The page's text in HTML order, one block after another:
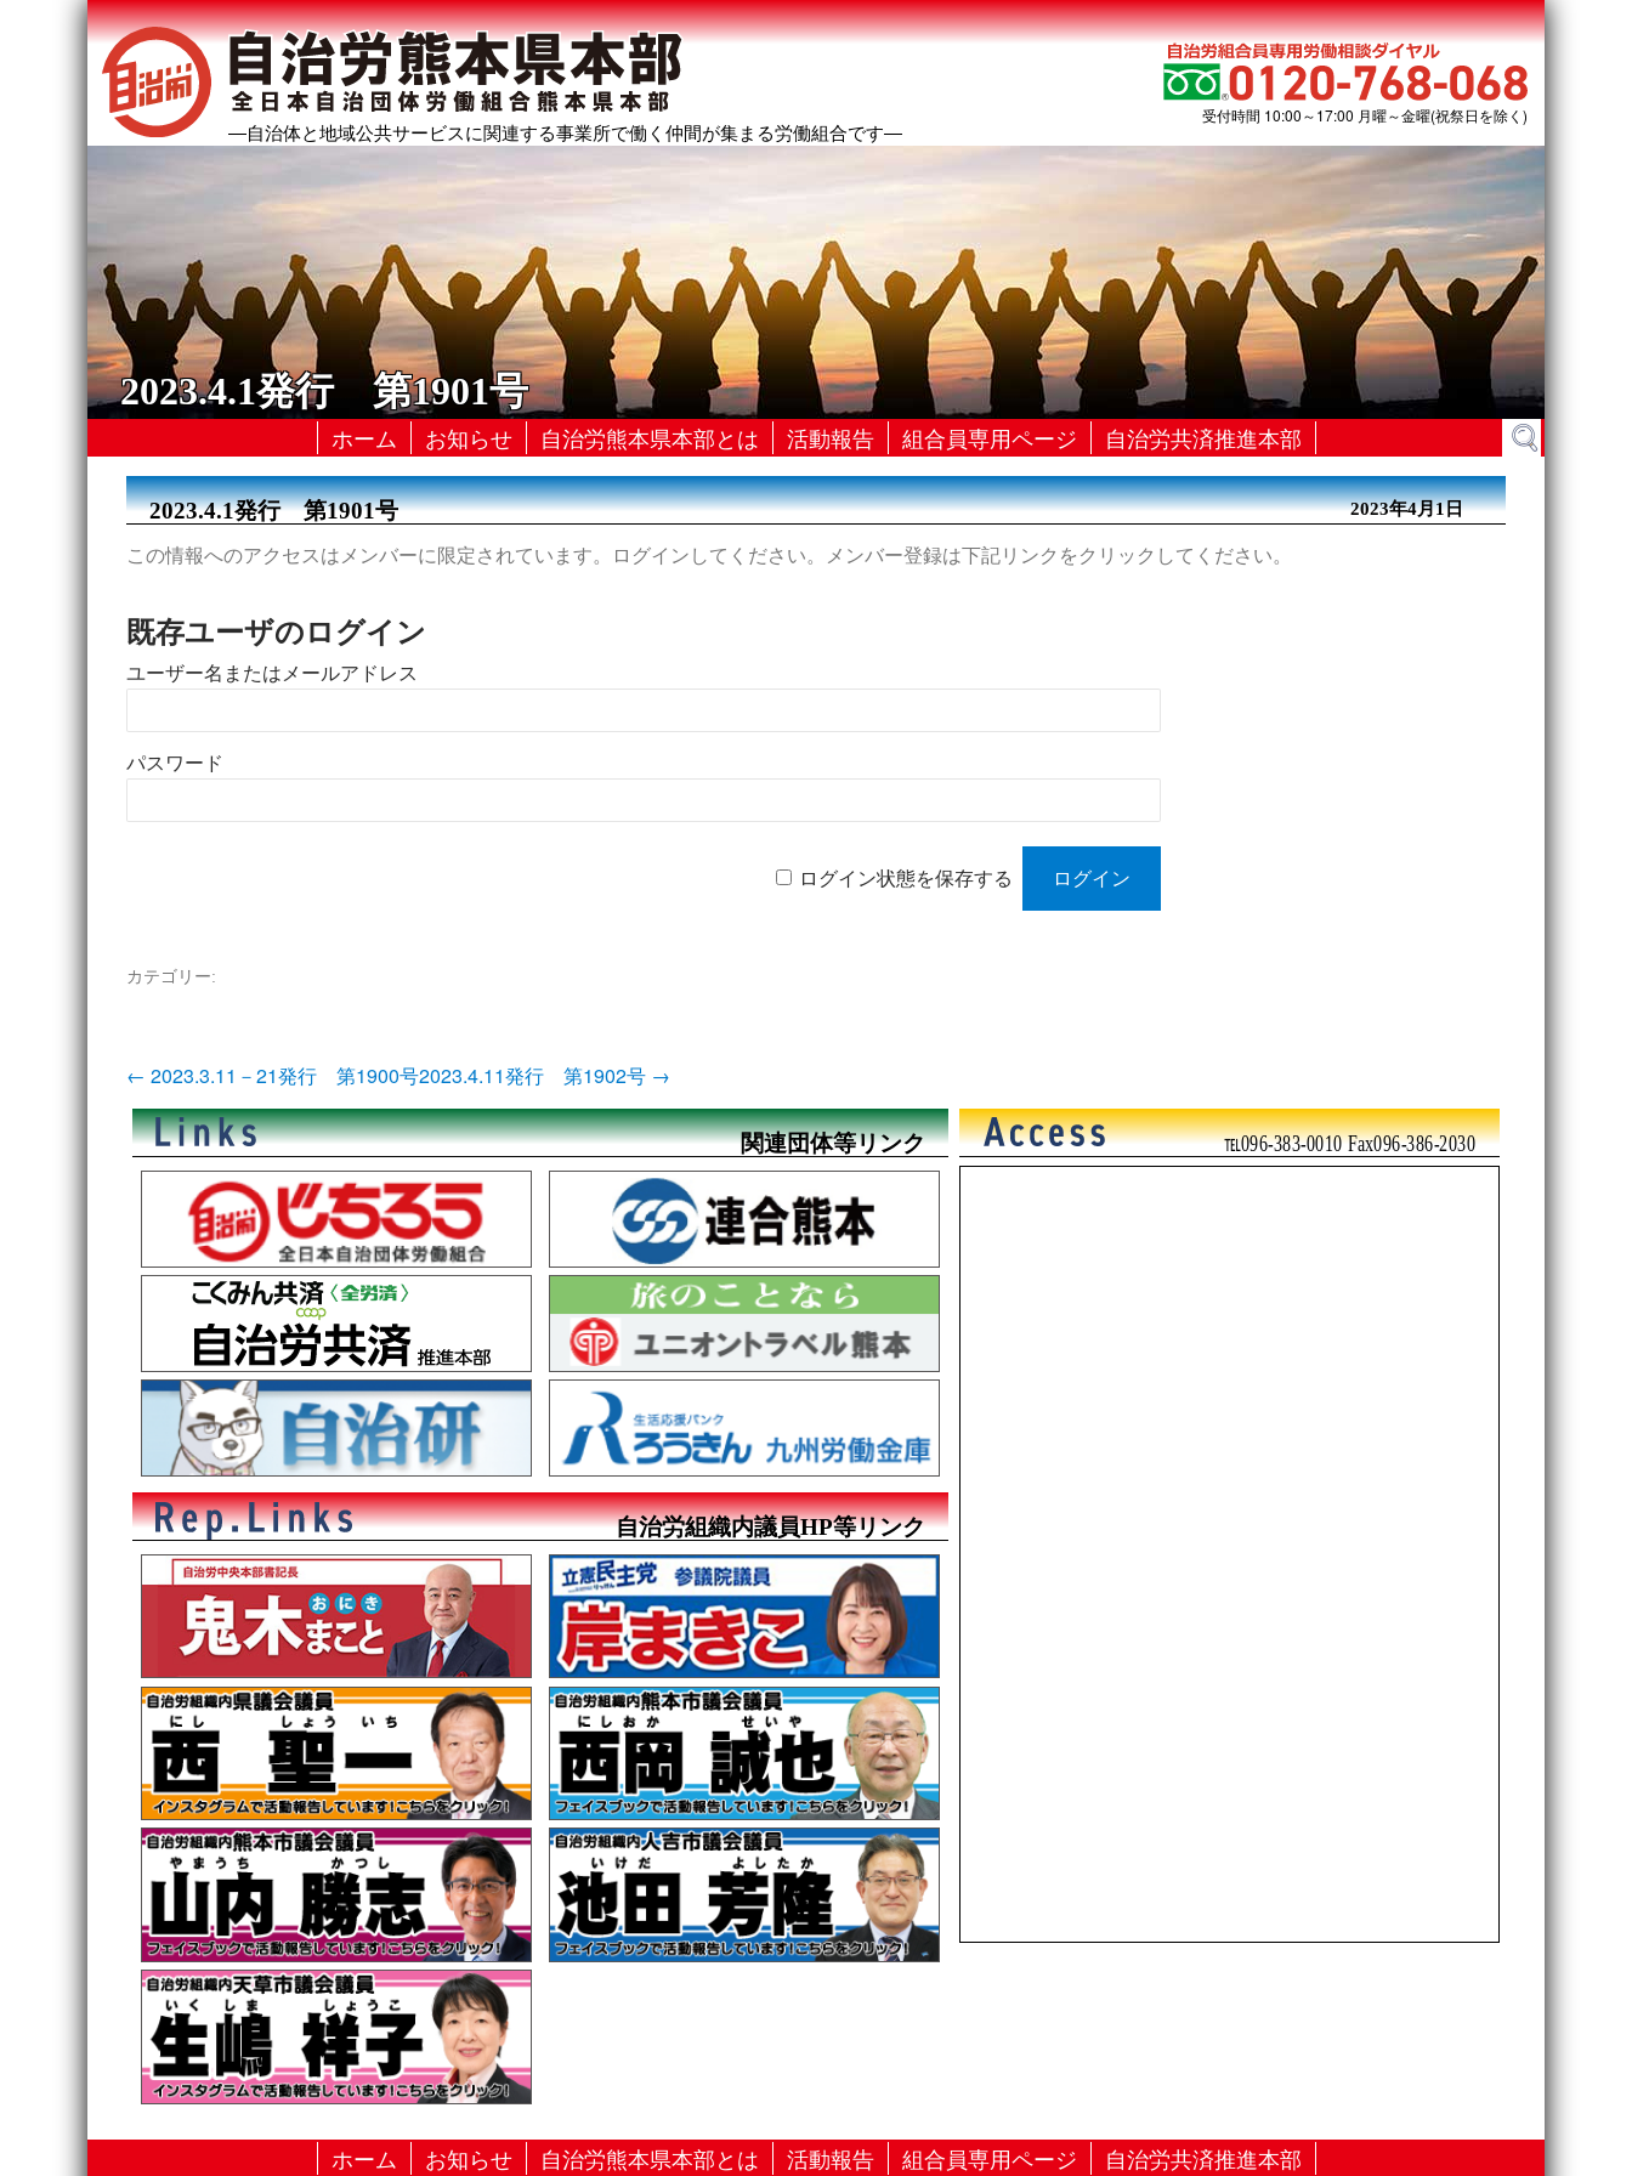
―自治体と地域公共サービスに関連する事業所で働く仲間が集まる労働組合です―
受付時間 10:00～17:00 月曜～金曜(祝祭日を除く)
2023.4.1発行 第1901号
ホーム お知らせ 自治労熊本県本部とは 活動報告 組合員専用ページ 自治労共済推進本部
検
索:
2023.4.1発行 第1901号 2023年4月1日
この情報へのアクセスはメンバーに限定されています。ログインしてください。メンバー登録は下記リンクをクリックしてください。
既存ユーザのログイン
ユーザー名またはメールアドレス
パスワード
ログイン状態を保存する
カテゴリー:
投
ナ
ビ
ゲ
← 2023.3.11－21発行 第1900号2023.4.11発行 第1902号 →
関連団体等リンク
自治労組織内議員HP等リンク
℡096-383-0010 Fax096-386-2030
ホーム お知らせ 自治労熊本県本部とは 活動報告 組合員専用ページ 自治労共済推進本部